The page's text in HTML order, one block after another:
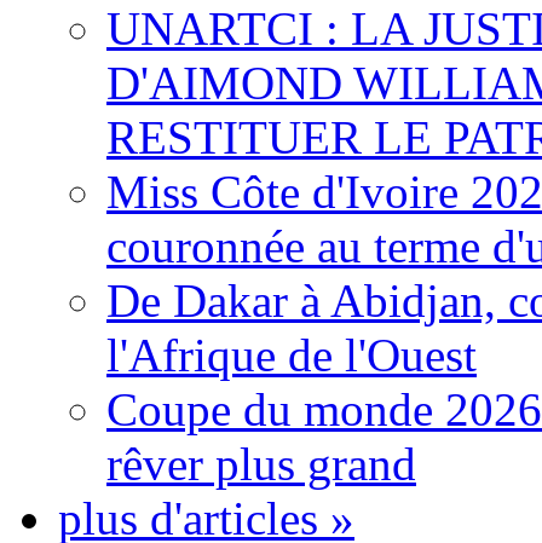
UNARTCI : LA
D'AIMOND
RESTITUER LE
Miss Côte d'Ivoire
couronnée au terme
De Dakar à Abidjan,
l'Afrique de l'Ouest
Coupe du monde
rêver plus grand
plus d'articles »